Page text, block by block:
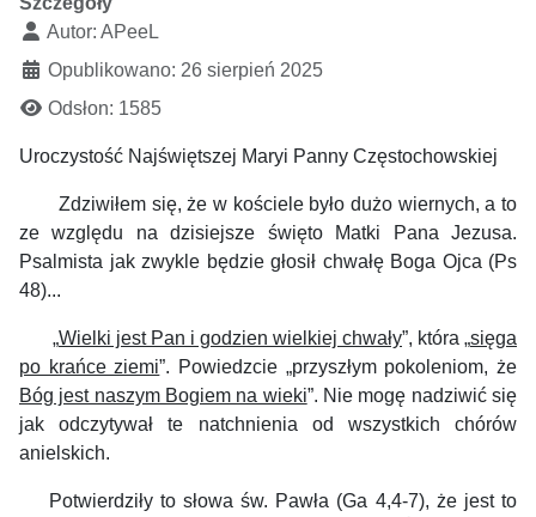
Autor: APeeL
Opublikowano: 26 sierpień 2025
Odsłon: 1585
Uroczystość Najświętszej Maryi Panny Częstochowskiej
Zdziwiłem się, że w kościele było dużo wiernych, a to
ze względu na dzisiejsze święto Matki Pana Jezusa.
Psalmista jak zwykle będzie głosił chwałę Boga Ojca (Ps
48)...
„Wielki jest Pan i godzien wielkiej chwały”, która „sięga
po krańce ziemi”. Powiedzcie „przyszłym pokoleniom, że
Bóg jest naszym Bogiem na wieki”. Nie mogę nadziwić się
jak odczytywał te natchnienia od wszystkich chórów
anielskich.
Potwierdziły to słowa św. Pawła (Ga 4,4-7), że jest to